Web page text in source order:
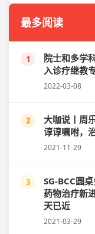
最多阅读
1
院士和多学
入诊疗继教
2022-03-08
2
大咖说丨周
谆谆嘱咐，
2021-11-29
3
SG-BCC圆
药物治疗新
天已近
2021-03-29